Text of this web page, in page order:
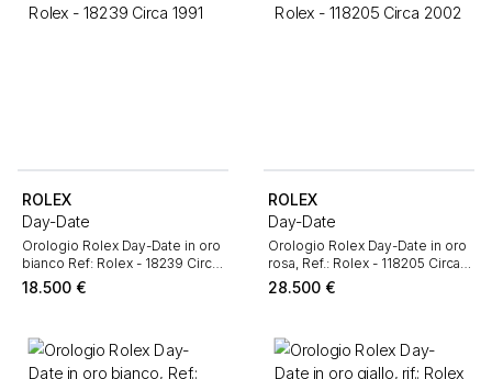
ROLEX
Day-Date
Orologio Rolex Day-Date in oro
bianco Ref: Rolex - 18239 Circa
1991
18.500 €
ROLEX
Day-Date
Orologio Rolex Day-Date in oro
rosa, Ref.: Rolex - 118205 Circa
2002
28.500 €